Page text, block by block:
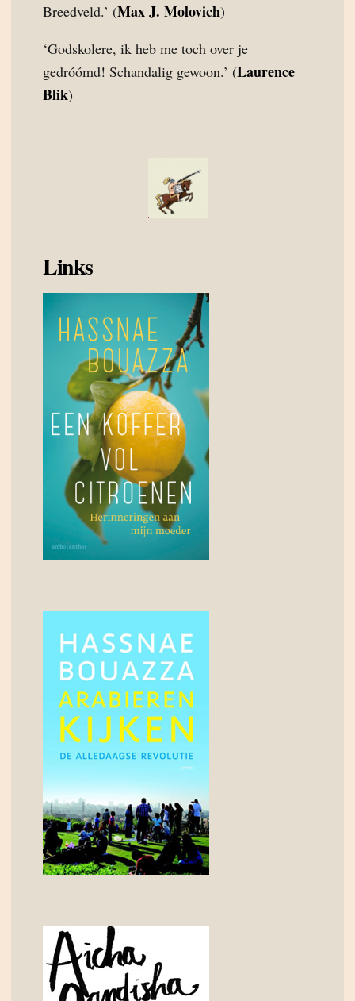
Breedveld.’ (Max J. Molovich)
‘Godskolere, ik heb me toch over je
gedróómd! Schandalig gewoon.’ (Laurence
Blik)
Links